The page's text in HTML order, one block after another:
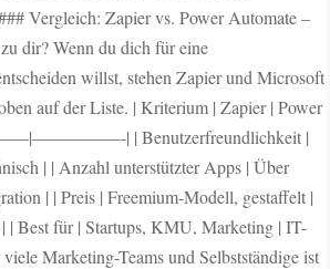
Vergleich: Zapier vs. Power Automate –
dir? Wenn du dich für eine
willst, stehen Zapier und Microsoft
auf der Liste. | Kriterium | Zapier | Power
| | Benutzerfreundlichkeit |
| | Anzahl unterstützter Apps | Über
| | Preis | Freemium-Modell, gestaffelt |
| Best für | Startups, KMU, Marketing | IT-
Marketing-Teams und Selbstständige ist